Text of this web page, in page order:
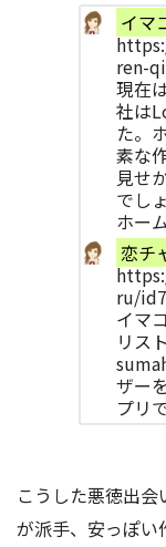
イマ
ren-
現在
社は
た。
素な
見せ
でし
ホー
恋チ
ru/
イマ
リス
ザー
プリ
こうした悪徳出
が派手、安っぽい